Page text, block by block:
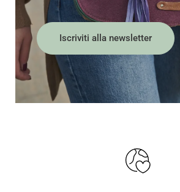
Iscriviti alla newsletter